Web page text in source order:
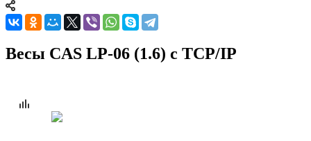
Весы CAS LP-06 (1.6) c TCP/IP